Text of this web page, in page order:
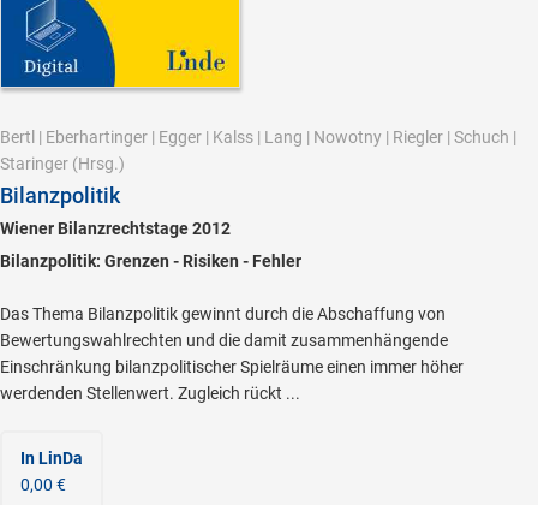
Bertl | Eberhartinger | Egger | Kalss | Lang | Nowotny | Riegler | Schuch |
Staringer (Hrsg.)
Bilanzpolitik
Wiener Bilanzrechtstage 2012
Bilanzpolitik: Grenzen - Risiken - Fehler
Das Thema Bilanzpolitik gewinnt durch die Abschaffung von
Bewertungswahlrechten und die damit zusammenhängende
Einschränkung bilanzpolitischer Spielräume einen immer höher
werdenden Stellenwert. Zugleich rückt ...
In LinDa
0,00 €